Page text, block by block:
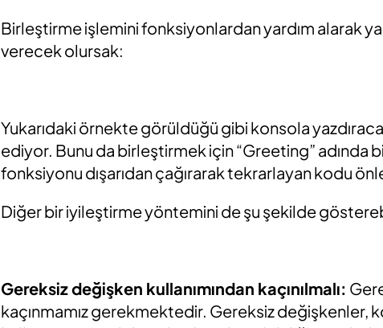
Birleştirme işlemini fonksiyonlardan yardım alarak
verecek olursak:
Yukarıdaki örnekte görüldüğü gibi konsola
ediyor. Bunu da birleştirmek için “Greeting” adında
fonksiyonu dışarıdan çağırarak tekrarlayan kodu
Diğer bir iyileştirme yöntemini de şu şekilde
Gereksiz değişken kullanımından kaçınılmalı:
kaçınmamız gerekmektedir. Gereksiz değişkenler,